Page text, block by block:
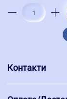
Контакти